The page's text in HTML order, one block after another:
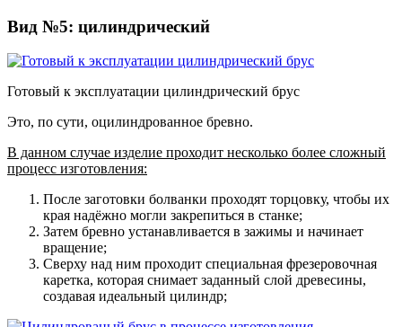
Вид №5: цилиндрический
Готовый к эксплуатации цилиндрический брус
Это, по сути, оцилиндрованное бревно.
В данном случае изделие проходит несколько более сложный
процесс изготовления:
После заготовки болванки проходят торцовку, чтобы их
края надёжно могли закрепиться в станке;
Затем бревно устанавливается в зажимы и начинает
вращение;
Сверху над ним проходит специальная фрезеровочная
каретка, которая снимает заданный слой древесины,
создавая идеальный цилиндр;